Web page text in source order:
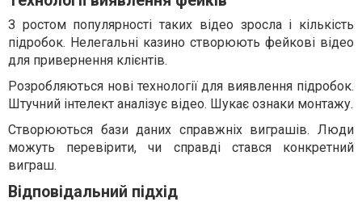
З ростом популярності таких відео зросла і кількість
підробок. Нелегальні казино створюють фейкові відео
для привернення клієнтів.
Розробляються нові технології для виявлення підробок.
Штучний інтелект аналізує відео. Шукає ознаки монтажу.
Створюються бази даних справжніх виграшів. Люди
можуть перевірити, чи справді стався конкретний
виграш.
Відповідальний підхід